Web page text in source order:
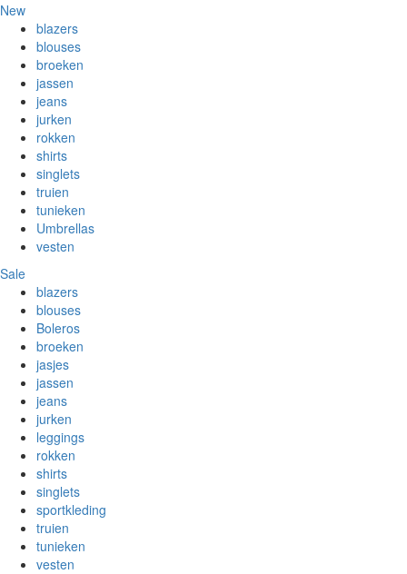
New
blazers
blouses
broeken
jassen
jeans
jurken
rokken
shirts
singlets
truien
tunieken
Umbrellas
vesten
Sale
blazers
blouses
Boleros
broeken
jasjes
jassen
jeans
jurken
leggings
rokken
shirts
singlets
sportkleding
truien
tunieken
vesten